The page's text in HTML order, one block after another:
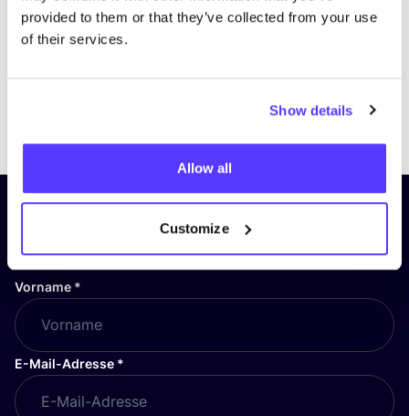
provided to them or that they’ve collected from your use
of their services.
Show details
Allow all
Customize
PreviousNext
Abonniere unseren Newsletter
und bleibe auf dem Laufenden!
Vorname *
E-Mail-Adresse *